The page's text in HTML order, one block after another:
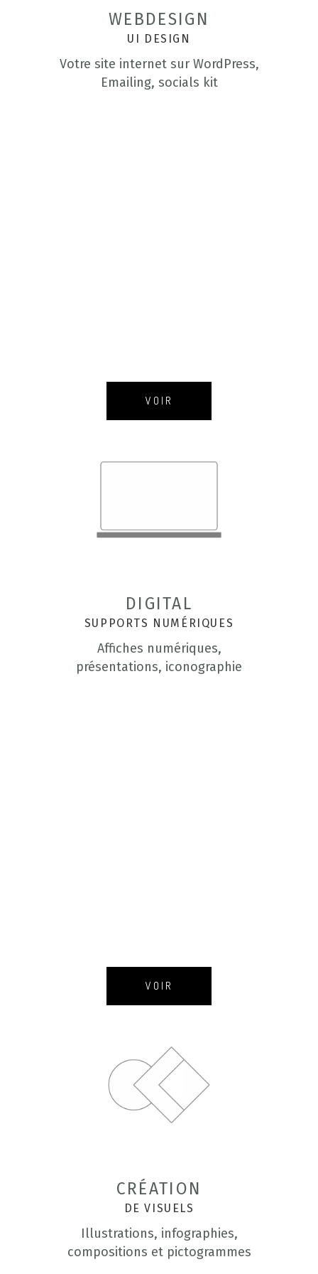
WEBDESIGN
UI DESIGN
Votre site internet sur WordPress,
Emailing, socials kit
VOIR
DIGITAL
SUPPORTS NUMÉRIQUES
Affiches numériques,
présentations, iconographie
VOIR
CRÉATION
DE VISUELS
Illustrations, infographies,
compositions et pictogrammes